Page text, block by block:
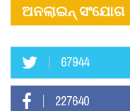
ଅନଲାଇନ୍ ସଂଯୋଗ
67944
227640